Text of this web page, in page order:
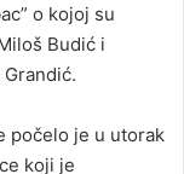
o kojoj su
Budić i
počelo je u utorak
koji je